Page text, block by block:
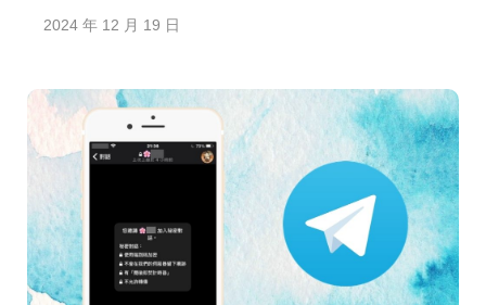
2024 年 12 月 19 日